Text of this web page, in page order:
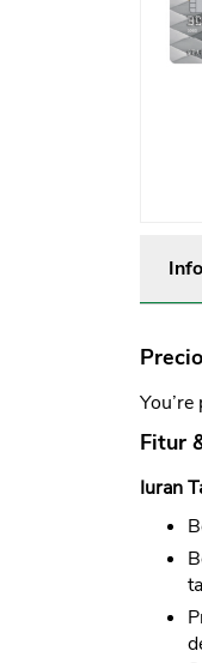
Fitur
Iuran